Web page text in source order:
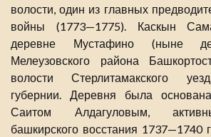
волости, один из главных
войны (1773—1775). Каскын
деревне Мустафино (ныне
Мелеузовского района
волости Стерлитамакского
губернии. Деревня была
Саитом Алдагуловым,
башкирского восстания 1737—1740